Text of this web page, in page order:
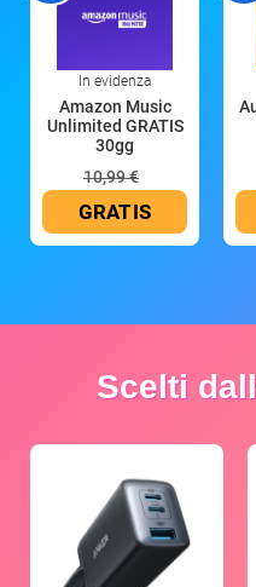
In evidenza
Amazon Music
Unlimited GRATIS
30gg
10,99 €
GRATIS
Scelti